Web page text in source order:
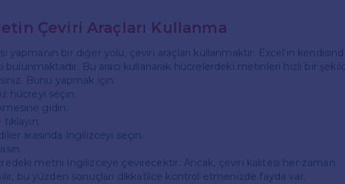
Çeviri Araçları Kullanma
yapmanın bir diğer yolu, çeviri araçları kullanmaktır. Excel'in
bulunmaktadır. Bu aracı kullanarak hücrelerdeki metinleri hızlı bir
Bunu yapmak için:
hücreyi seçin.
gidin.
arasında İngilizceyi seçin.
metni İngilizceye çevirecektir. Ancak, çeviri kalitesi her zaman
bu yüzden sonuçları dikkatlice kontrol etmenizde fayda var.